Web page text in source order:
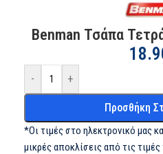
Benman Τσάπα
- +
Προσθήκη
*Οι τιμές στο ηλεκτρονικό μας
μικρές αποκλίσεις από τις